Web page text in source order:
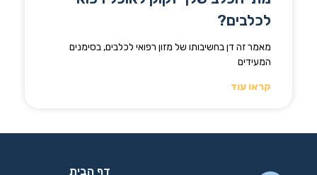
לכלבים?
מאמר זה דן בחשיבותו של מזון רפואי לכלבים, בסימנים
המעידים
קראו עוד
דף הבית